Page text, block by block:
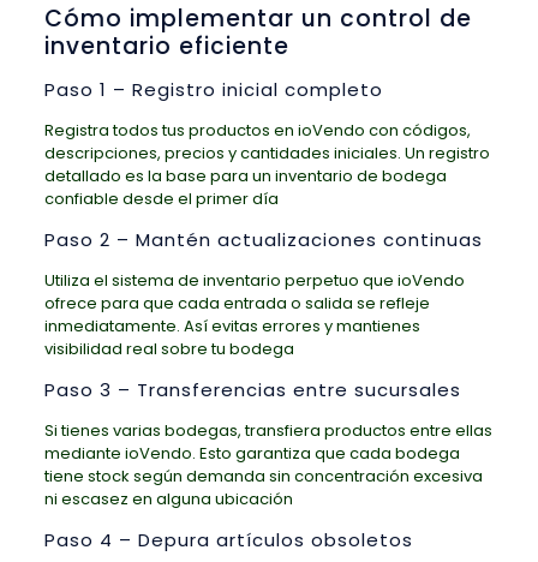
Cómo implementar un control de
inventario eficiente
Paso 1 – Registro inicial completo
Registra todos tus productos en ioVendo con códigos,
descripciones, precios y cantidades iniciales. Un registro
detallado es la base para un inventario de bodega
confiable desde el primer día
Paso 2 – Mantén actualizaciones continuas
Utiliza el sistema de inventario perpetuo que ioVendo
ofrece para que cada entrada o salida se refleje
inmediatamente. Así evitas errores y mantienes
visibilidad real sobre tu bodega
Paso 3 – Transferencias entre sucursales
Si tienes varias bodegas, transfiera productos entre ellas
mediante ioVendo. Esto garantiza que cada bodega
tiene stock según demanda sin concentración excesiva
ni escasez en alguna ubicación
Paso 4 – Depura artículos obsoletos